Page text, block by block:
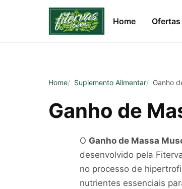
Home Ofertas
Home Suplemento Alimentar Ganho de
Ganho de
O Ganho de Massa
desenvolvido pela
no processo de
nutrientes essenciais